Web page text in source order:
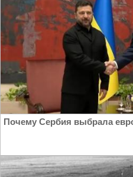
Почему Сербия выбрала